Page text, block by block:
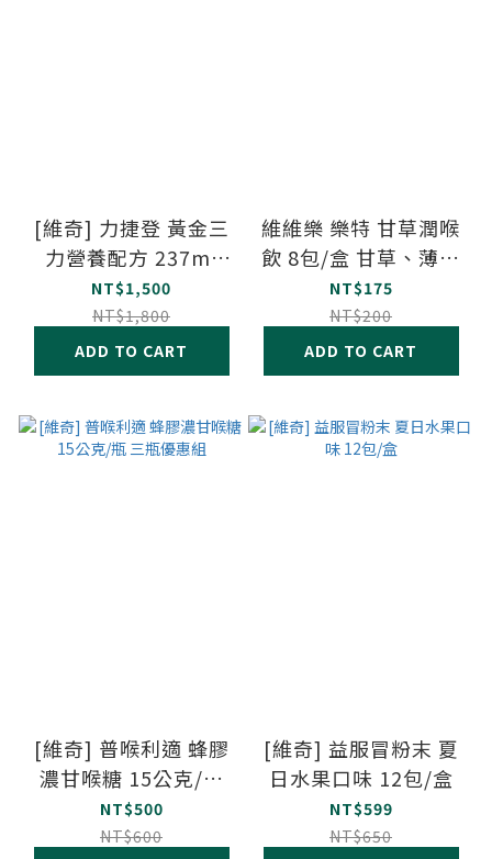
[維奇] 力捷登 黃金三
力營養配方 237ml
x24罐/箱
NT$1,500
NT$1,800
ADD TO CART
維維樂 樂特 甘草潤喉
飲 8包/盒 甘草、薄荷
雙效草本
NT$175
NT$200
ADD TO CART
[維奇] 普喉利適 蜂膠
濃甘喉糖 15公克/瓶
三瓶優惠組
NT$500
NT$600
[維奇] 益服冒粉末 夏
日水果口味 12包/盒
NT$599
NT$650